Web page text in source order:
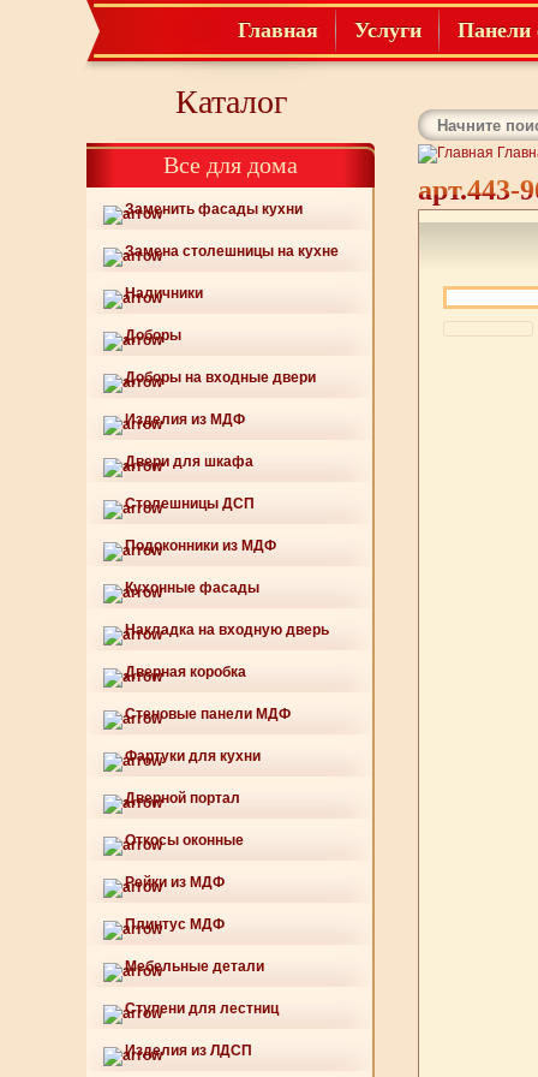
Главная Услуги Панели
Каталог
Все для дома
Заменить фасады кухни
Замена столешницы на кухне
Наличники
Доборы
Доборы на входные двери
Изделия из МДФ
Двери для шкафа
Столешницы ДСП
Подоконники из МДФ
Кухонные фасады
Накладка на входную дверь
Дверная коробка
Стеновые панели МДФ
Фартуки для кухни
Дверной портал
Откосы оконные
Рейки из МДФ
Плинтус МДФ
Мебельные детали
Ступени для лестниц
Изделия из ЛДСП
арт.443-